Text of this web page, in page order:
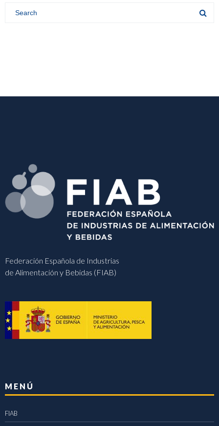
Federación Española de Industrias
de Alimentación y Bebidas (FIAB)
MENÚ
FIAB